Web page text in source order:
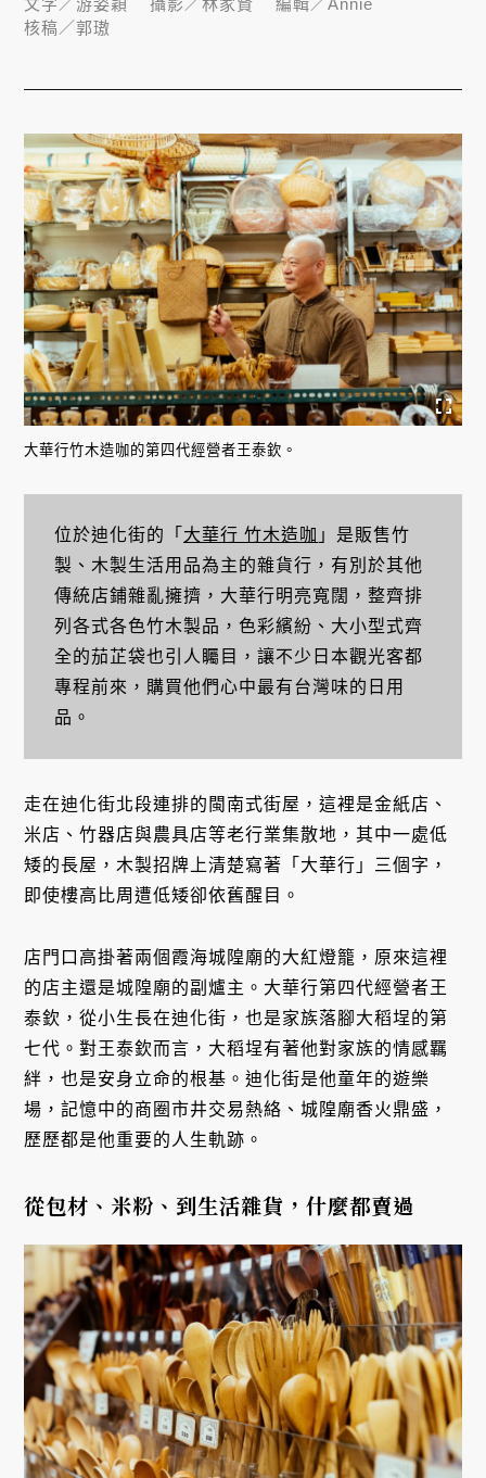
大華行竹木造咖的第四代經營者王泰欽。
位於迪化街的「 大華行 竹木造咖 」是販售竹
製、木製生活用品為主的雜貨行，有別於其他
傳統店鋪雜亂擁擠，大華行明亮寬闊，整齊排
列各式各色竹木製品，色彩繽紛、大小型式齊
全的茄芷袋也引人矚目，讓不少日本觀光客都
專程前來，購買他們心中最有台灣味的日用
品。
走在迪化街北段連排的閩南式街屋，這裡是金紙店、
米店、竹器店與農具店等老行業集散地，其中一處低
矮的長屋，木製招牌上清楚寫著「大華行」三個字，
即使樓高比周遭低矮卻依舊醒目。
店門口高掛著兩個霞海城隍廟的大紅燈籠，原來這裡
的店主還是城隍廟的副爐主。大華行第四代經營者王
泰欽，從小生長在迪化街，也是家族落腳大稻埕的第
七代。對王泰欽而言，大稻埕有著他對家族的情感羈
絆，也是安身立命的根基。迪化街是他童年的遊樂
場，記憶中的商圈市井交易熱絡、城隍廟香火鼎盛，
歷歷都是他重要的人生軌跡。
從包材、米粉、到生活雜貨，什麼都賣過
文字／游姿穎 攝影／林家賢 編輯／Annie
核稿／郭璈